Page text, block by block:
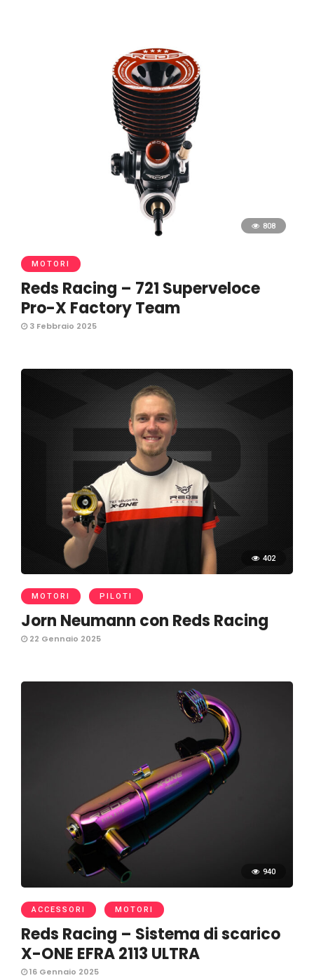
808
MOTORI
Reds Racing – 721 Superveloce
Pro-X Factory Team
3 Febbraio 2025
402
MOTORI PILOTI
Jorn Neumann con Reds Racing
22 Gennaio 2025
940
ACCESSORI MOTORI
Reds Racing – Sistema di scarico
X-ONE EFRA 2113 ULTRA
16 Gennaio 2025